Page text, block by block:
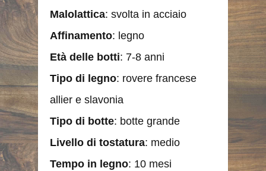
Malolattica: svolta in acciaio
Affinamento: legno
Età delle botti: 7-8 anni
Tipo di legno: rovere francese
allier e slavonia
Tipo di botte: botte grande
Livello di tostatura: medio
Tempo in legno: 10 mesi